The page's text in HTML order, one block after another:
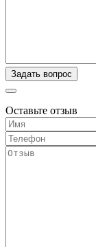
Оставьте отзыв